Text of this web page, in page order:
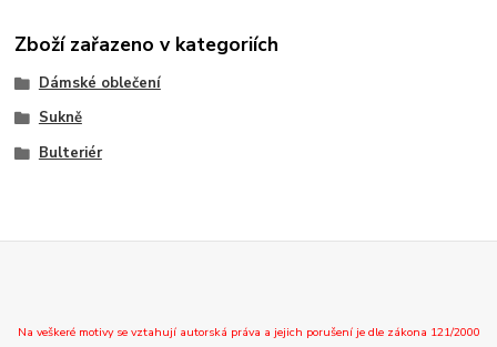
Zboží zařazeno v kategoriích
Dámské oblečení
Sukně
Bulteriér
Na veškeré motivy se vztahují autorská práva a jejich porušení je dle zákona 121/2000